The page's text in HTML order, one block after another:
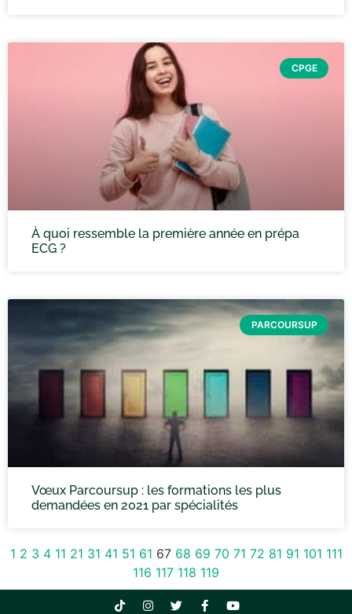
CPGE
À quoi ressemble la première année en prépa
ECG ?
PARCOURSUP
Vœux Parcoursup : les formations les plus
demandées en 2021 par spécialités
1 2 3 4 11 21 31 41 51 61 67 68 69 70 71 72 81 91 101 111
116 117 118 119